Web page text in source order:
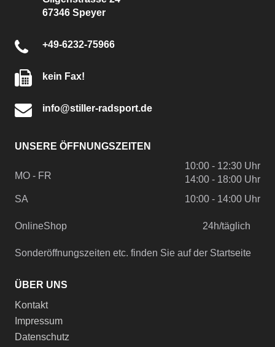
67346 Speyer
+49-6232-75966
kein Fax!
info@stiller-radsport.de
UNSERE ÖFFNUNGSZEITEN
MO - FR
10:00 - 12:30 Uhr
14:00 - 18:00 Uhr
SA
10:00 - 14:00 Uhr
OnlineShop 24h/täglich
Sonderöffnungszeiten etc. finden Sie auf der Startseite
ÜBER UNS
Kontakt
Impressum
Datenschutz